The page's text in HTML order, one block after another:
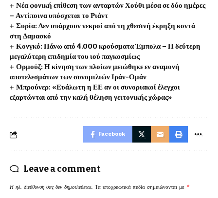
Νέα φονική επίθεση των ανταρτών Χούθι μέσα σε δύο ημέρες
– Αντίποινα υπόσχεται το Ριάντ
Συρία: Δεν υπάρχουν νεκροί από τη χθεσινή έκρηξη κοντά
στη Δαμασκό
Κονγκό: Πάνω από 4.000 κρούσματα Έμπολα – Η δεύτερη
μεγαλύτερη επιδημία του ιού παγκοσμίως
Ορμούζ: Η κίνηση των πλοίων μειώθηκε εν αναμονή
αποτελεσμάτων των συνομιλιών Ιράν-Ομάν
Μπρούνερ: «Ευάλωτη η ΕΕ αν οι συνοριακοί έλεγχοι
εξαρτώνται από την καλή θέληση γειτονικής χώρας»
Facebook
Leave a comment
Η ηλ. διεύθυνση σας δεν δημοσιεύεται. Τα υποχρεωτικά πεδία σημειώνονται με *